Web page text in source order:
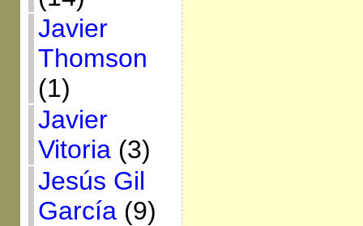
Javier
Thomson
(1)
Javier
Vitoria(3)
Jesús Gil
García(9)